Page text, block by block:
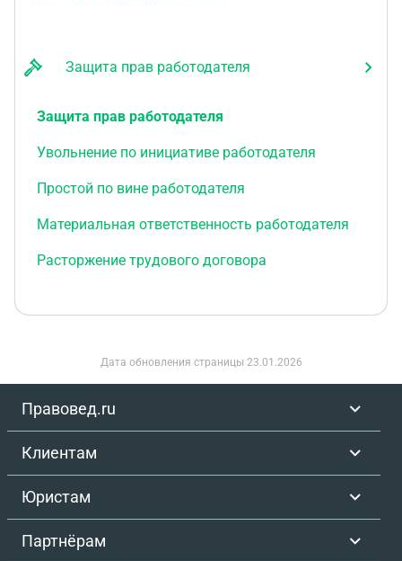
Защита прав работодателя
Защита прав работодателя
Увольнение по инициативе работодателя
Простой по вине работодателя
Материальная ответственность работодателя
Расторжение трудового договора
Дата обновления страницы 23.01.2026
Правовед.ru
Клиентам
Юристам
Партнёрам